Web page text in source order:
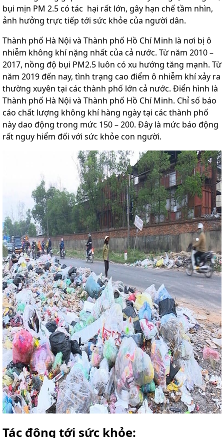
bụi mịn PM 2.5 có tác hại rất lớn, gây hạn chế tầm nhìn,
ảnh hưởng trực tiếp tới sức khỏe của người dân.
Thành phố Hà Nội và Thành phố Hồ Chí Minh là nơi bị ô
nhiễm không khí nặng nhất của cả nước. Từ năm 2010 –
2017, nồng độ bụi PM2.5 luôn có xu hướng tăng mạnh. Từ
năm 2019 đến nay, tình trạng cao điểm ô nhiễm khí xảy ra
thường xuyên tại các thành phố lớn cả nước. Điển hình là
Thành phố Hà Nội và Thành phố Hồ Chí Minh. Chỉ số báo
cáo chất lượng không khí hàng ngày tại các thành phố
này dao động trong mức 150 – 200. Đây là mức báo động
rất nguy hiểm đối với sức khỏe con người.
Tác động tới sức khỏe: